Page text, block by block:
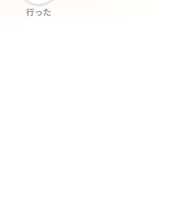
行った